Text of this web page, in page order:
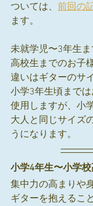
ついては、 前回の
ます。
未就学児〜3年生
高校生までのお子
違いはギターのサ
小学3年生頃まで
使用しますが、小
大人と同じサイズ
うになります。
小学4年生〜小学
集中力の高まりや
ギターを抱えるこ